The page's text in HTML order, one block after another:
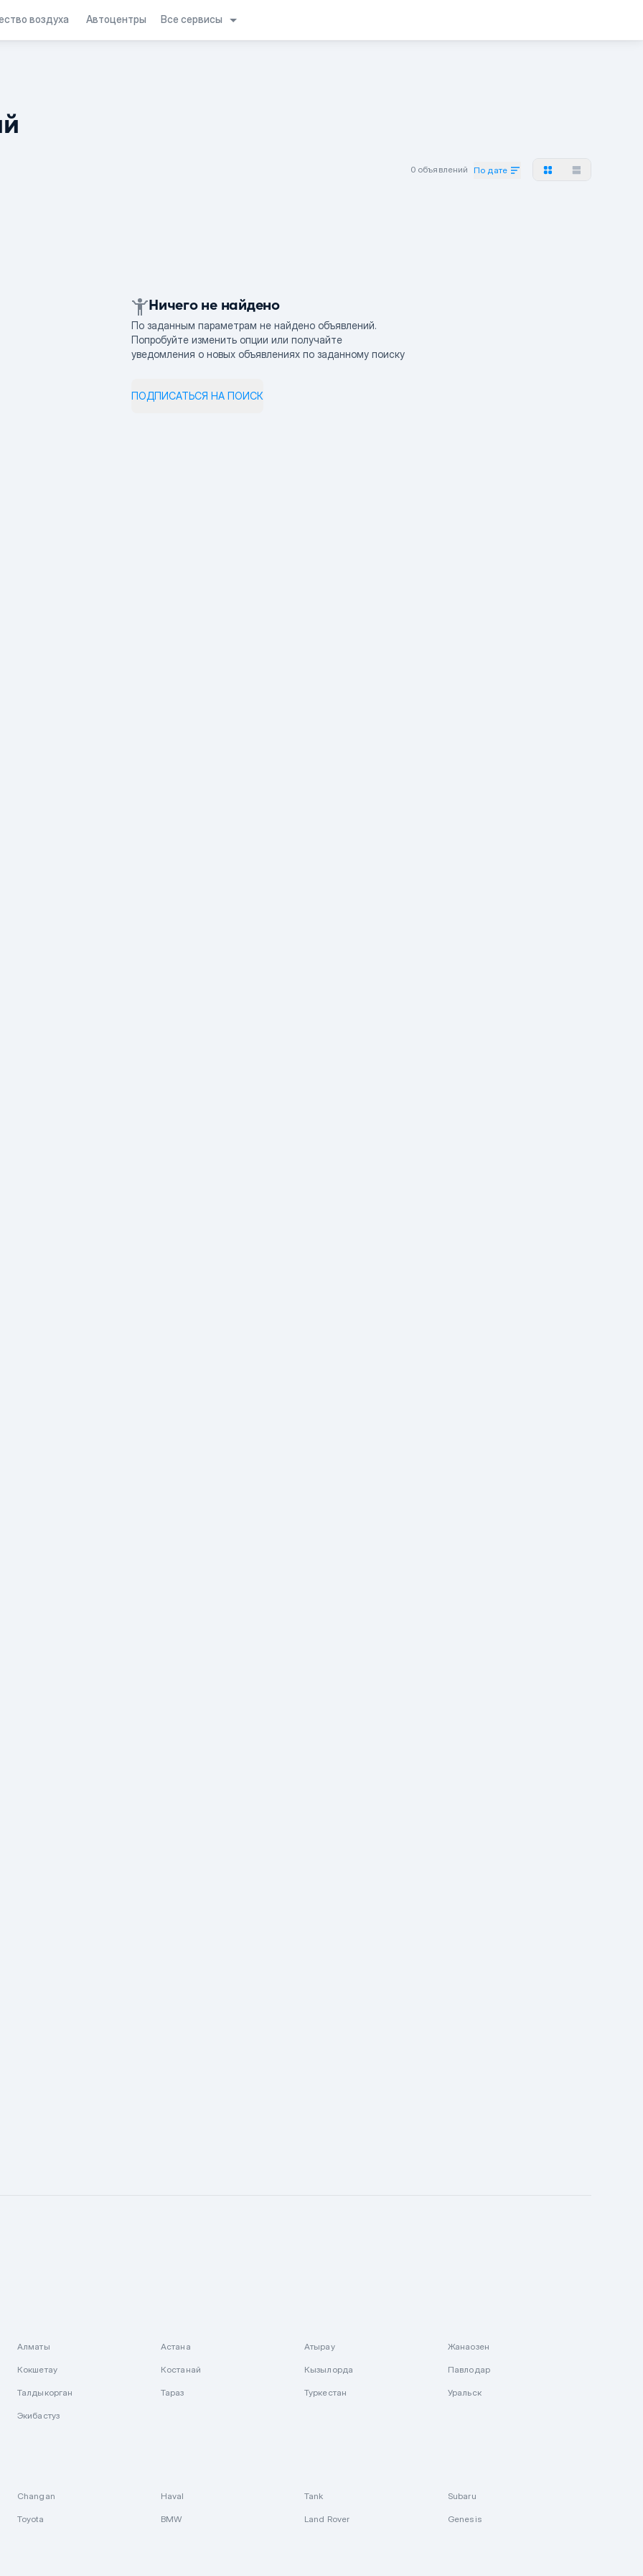
воздуха Автоцентры Все сервисы
0 объявлений По дате
Ничего не найдено
По заданным параметрам не найдено объявлений.
Попробуйте изменить опции или получайте
уведомления о новых объявлениях по заданному поиску
ПОДПИСАТЬСЯ НА ПОИСК
Алматы Астана Атырау Жанаозен
Кокшетау Костанай Кызылорда Павлодар
Талдыкорган Тараз Туркестан Уральск
Экибастуз
Changan Haval Tank Subaru
Toyota BMW Land Rover Genesis